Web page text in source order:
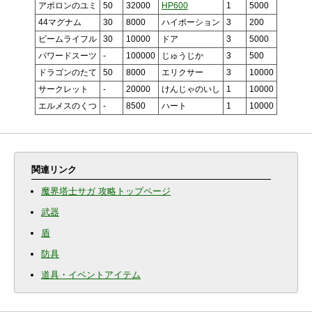
アポロンのユミ
50 32000 HP600 1
5000
44マグナム
30 8000 ハイポーション 3
200
ビームライフル
30 10000 ドア 3
5000
パワードスーツ
- 100000 じゅうじか 3
500
ドラゴンのたて
50 8000 エリクサー 3
10000
サークレット
- 20000 けんじゃのいし 1
10000
エルメスのくつ
- 8500 ハート 1 10000
関連リンク
魔界塔士サガ 攻略トップページ
武器
盾
防具
道具・イベントアイテム